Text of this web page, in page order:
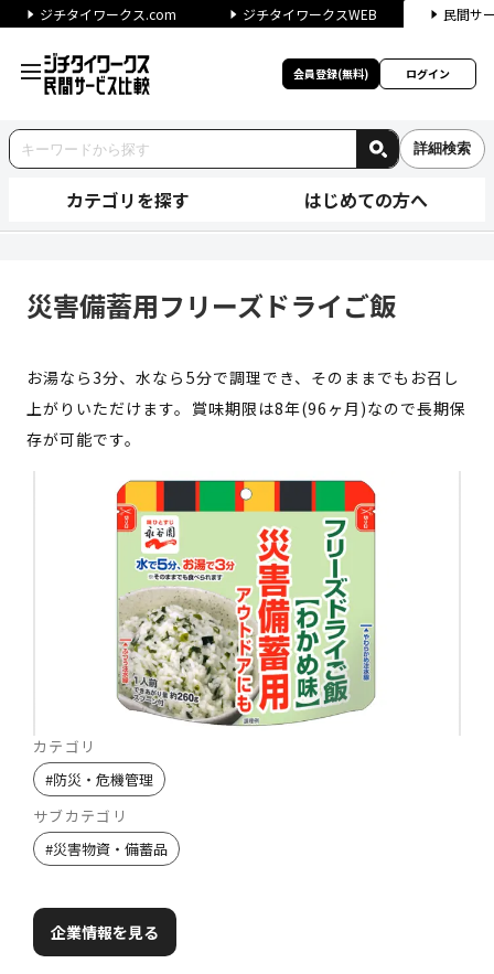
ジチタイワークス.com ジチタイワークスWEB 民間サ
会員登録(無料) ログイン
詳細検索
カテゴリを探す はじめての方へ
災害備蓄用フリーズドライご飯
お湯なら3分、水なら5分で調理でき、そのままでもお召し
上がりいただけます。賞味期限は8年(96ヶ月)なので長期保
存が可能です。
カテゴリ
#防災・危機管理
サブカテゴリ
#災害物資・備蓄品
企業情報を見る